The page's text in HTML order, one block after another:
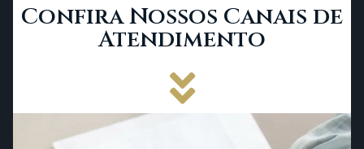
Confira Nossos Canais de
Atendimento